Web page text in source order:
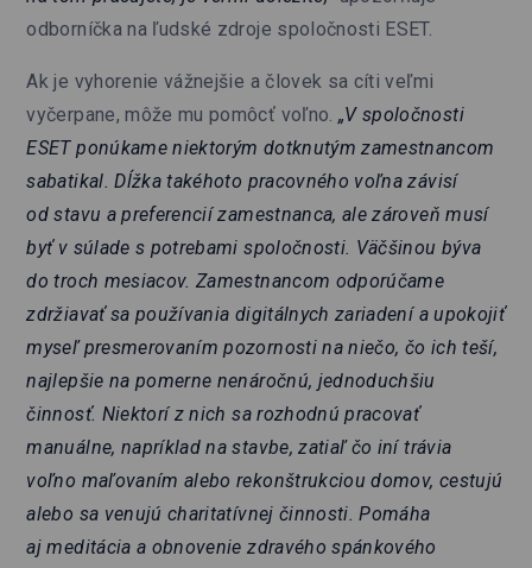
odborníčka na ľudské zdroje spoločnosti ESET.
Ak je vyhorenie vážnejšie a človek sa cíti veľmi
vyčerpane, môže mu pomôcť voľno. „V spoločnosti
ESET ponúkame niektorým dotknutým zamestnancom
sabatikal. Dĺžka takéhoto pracovného voľna závisí
od stavu a preferencií zamestnanca, ale zároveň musí
byť v súlade s potrebami spoločnosti. Väčšinou býva
do troch mesiacov. Zamestnancom odporúčame
zdržiavať sa používania digitálnych zariadení a upokojiť
myseľ presmerovaním pozornosti na niečo, čo ich teší,
najlepšie na pomerne nenáročnú, jednoduchšiu
činnosť. Niektorí z nich sa rozhodnú pracovať
manuálne, napríklad na stavbe, zatiaľ čo iní trávia
voľno maľovaním alebo rekonštrukciou domov, cestujú
alebo sa venujú charitatívnej činnosti. Pomáha
aj meditácia a obnovenie zdravého spánkového